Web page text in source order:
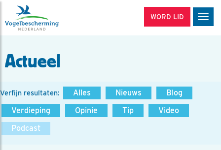
WORD LID
Actueel
Verfijn resultaten: Alles Nieuws
Blog
Verdieping
Opinie Tip
Video
Podcast